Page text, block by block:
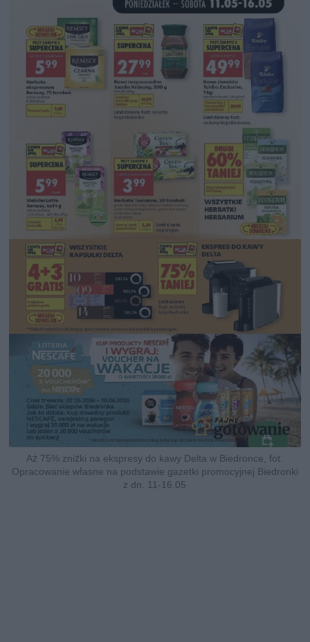
Aż 75% zniżki na ekspresy do kawy Delta w Biedronce, fot.
Opracowanie własne na podstawie gazetki promocyjnej Biedronki
z dn. 11-16.05